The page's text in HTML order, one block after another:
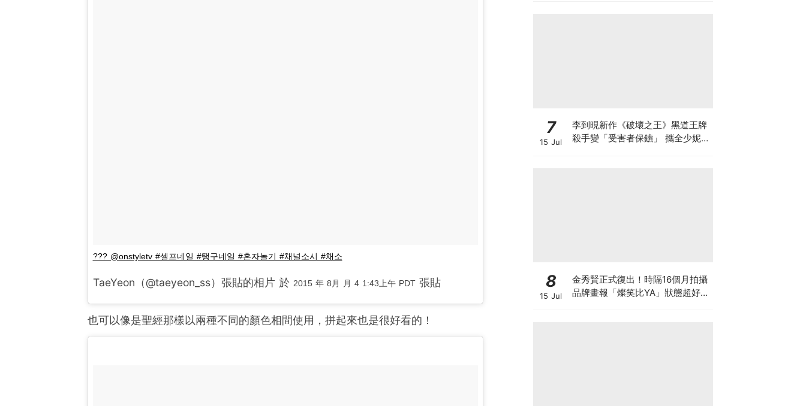
??? @onstyletv #셀프네일 #탱구네일 #혼자놀기 #채널소시 #채소
TaeYeon（@taeyeon_ss）張貼的相片 於 2015 年 8月 月 4 1:43上午 PDT張貼
也可以像是聖經那樣以兩種不同的顏色相間使用，拼起來也是很好看的！
7
15 Jul
李到晛新作《破壞之王》黑道王牌
殺手變「受害者保鑣」 攜全少妮&
8
15 Jul
金秀賢正式復出！時隔16個月拍攝
品牌畫報「燦笑比YA」狀態超好，